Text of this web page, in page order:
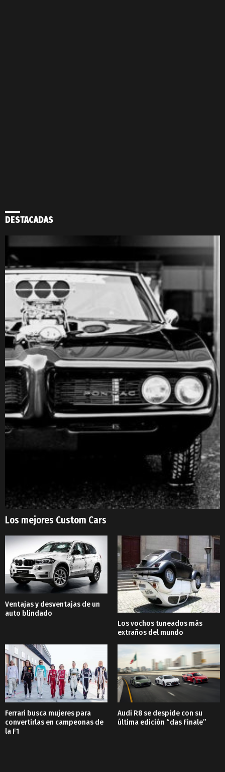
DESTACADAS
Los mejores Custom Cars
Ventajas y desventajas de un
auto blindado
Los vochos tuneados más
extraños del mundo
Ferrari busca mujeres para
convertirlas en campeonas de
la F1
Audi R8 se despide con su
última edición “das Finale”